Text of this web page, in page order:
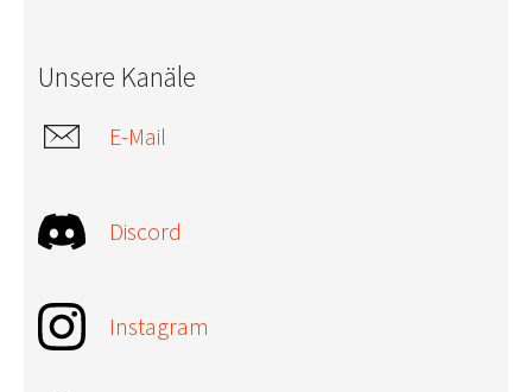
Unsere Kanäle
E-Mail
Discord
Instagram